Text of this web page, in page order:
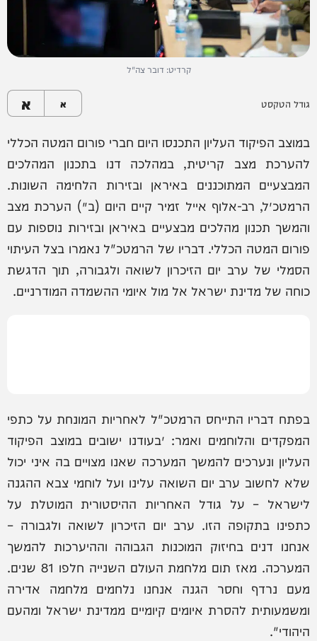
קרדיט: דובר צה"ל
גודל הטקסט א א
במוצב הפיקוד העליון התכנסו היום חברי פורום המטה הכללי
להערכת מצב קריטית, במהלכה דנו בתכנון המהלכים
המבצעיים המתוכננים באיראן ובזירות הלחימה השונות.
הרמטכ״ל, רב-אלוף אייל זמיר קיים היום (ב׳) הערכת מצב
והמשך תכנון מהלכים מבצעיים באיראן ובזירות נוספות עם
פורום המטה הכללי. דבריו של הרמטכ"ל נאמרו בצל העיתוי
הסמלי של ערב יום הזיכרון לשואה ולגבורה, תוך הדגשת
כוחה של מדינת ישראל אל מול איומי ההשמדה המודרניים.
בפתח דבריו התייחס הרמטכ"ל לאחריות המונחת על כתפי
המפקדים והלוחמים ואמר: ״בעודנו ישובים במוצב הפיקוד
העליון ונערכים להמשך המערכה שאנו מצויים בה איני יכול
שלא לחשוב ערב יום השואה עלינו ועל לוחמי צבא ההגנה
לישראל – על גודל האחריות ההיסטורית המוטלת על
כתפינו בתקופה הזו. ערב יום הזיכרון לשואה ולגבורה –
אנחנו דנים בחיזוק המוכנות הגבוהה וההיערכות להמשך
המערכה. מאז תום מלחמת העולם השנייה חלפו 81 שנים.
מעם נרדף וחסר הגנה אנחנו נלחמים מלחמה אדירה
ומשמעותית להסרת איומים קיומיים ממדינת ישראל ומהעם
היהודי".